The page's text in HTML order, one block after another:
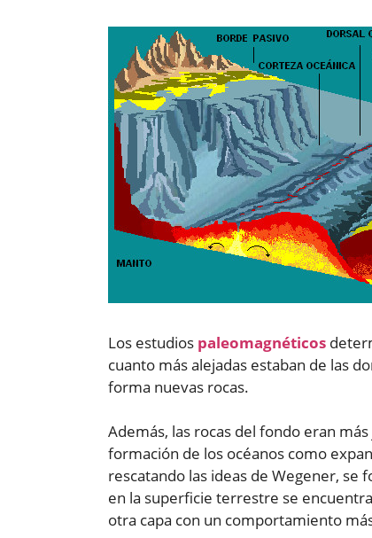
Los estudios paleomagnéticos
cuanto más alejadas estaban de las
forma nuevas rocas.
Además, las rocas del fondo eran
formación de los océanos como
rescatando las ideas de Wegener, se
en la superficie terrestre se
otra capa con un comportamiento